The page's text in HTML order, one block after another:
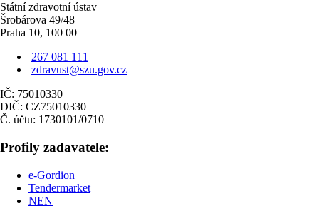
Státní zdravotní ústav
Šrobárova 49/48
Praha 10, 100 00
267 081 111
zdravust@szu.gov.cz
IČ: 75010330
DIČ: CZ75010330
Č. účtu: 1730101/0710
Profily zadavatele:
e-Gordion
Tendermarket
NEN